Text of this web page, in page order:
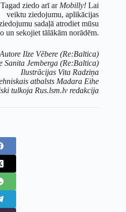
Tagad ziedo arī ar Mobilly! Lai
veiktu ziedojumu, aplikācijas
sadaļā atrodiet mūsu
un sekojiet tālākām norādēm.
Autore Ilze Vēbere (Re:Baltica)
Sanita Jemberga (Re:Baltica)
Ilustrācijas Vita Radziņa
atbalsts Madara Eihe
tulkoja Rus.lsm.lv redakcija